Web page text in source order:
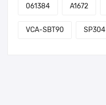
061384 A1672
VCA-SBT90 SP304